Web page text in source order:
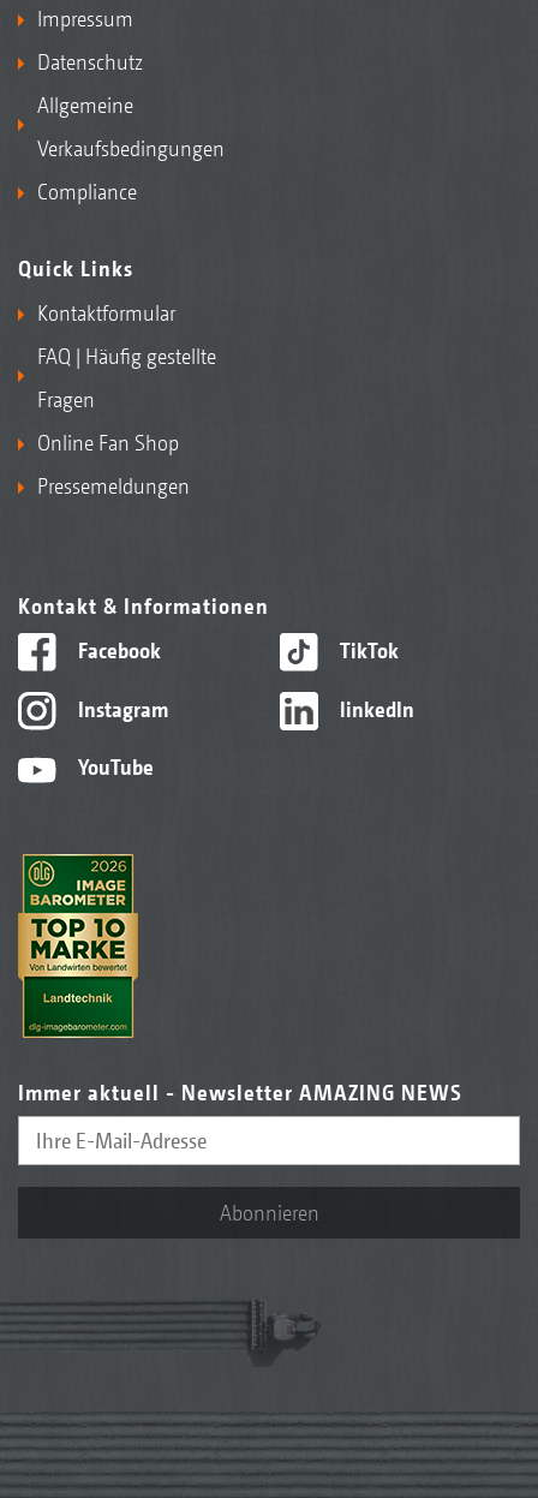
Impressum
Datenschutz
Allgemeine
Verkaufsbedingungen
Compliance
Quick Links
Kontaktformular
FAQ | Häufig gestellte
Fragen
Online Fan Shop
Pressemeldungen
Kontakt & Informationen
Facebook
Instagram
YouTube
TikTok
linkedIn
Immer aktuell - Newsletter AMAZING NEWS
Abonnieren